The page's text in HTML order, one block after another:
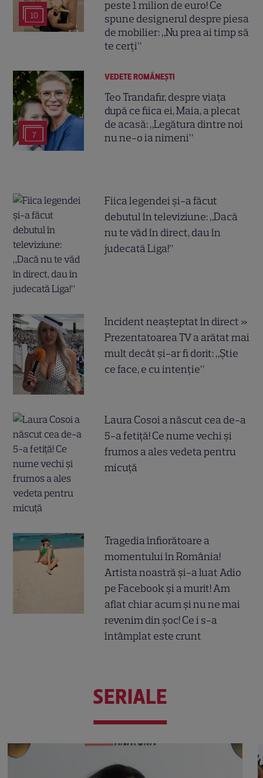
10
peste 1 milion de euro! Ce
spune designerul despre piesa
de mobilier: „Nu prea ai timp să
te cerți”
7
VEDETE ROMÂNEŞTI
Teo Trandafir, despre viața
după ce fiica ei, Maia, a plecat
de acasă: „Legătura dintre noi
nu ne-o ia nimeni”
Fiica legendei și-a făcut
debutul în televiziune: „Dacă
nu te văd în direct, dau în
judecată Liga!”
Incident neașteptat în direct »
Prezentatoarea TV a arătat mai
mult decât și-ar fi dorit: „Știe
ce face, e cu intenție”
Laura Cosoi a născut cea de-a
5-a fetiță! Ce nume vechi și
frumos a ales vedeta pentru
micuță
Tragedia înfiorătoare a
momentului în România!
Artista noastră și-a luat Adio
pe Facebook și a murit! Am
aflat chiar acum și nu ne mai
revenim din șoc! Ce i s-a
întâmplat este crunt
SERIALE